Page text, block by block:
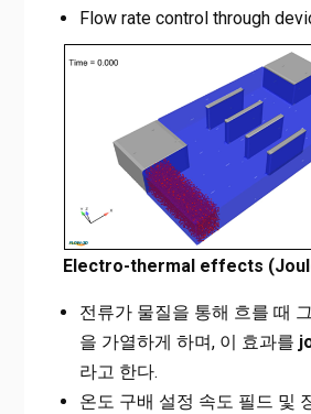
Flow rate control through
Electro-thermal effects
전류가 물질을 통해 흐를 때
을 가열하게 하며, 이 효과를
라고 한다.
온도 구배 설정 속도 필드 및